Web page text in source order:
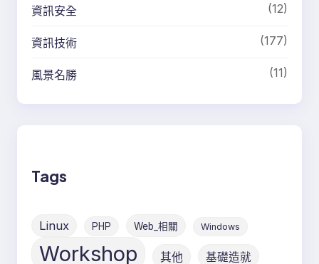
資訊安全 (12)
資訊技術 (177)
風景名勝 (11)
Tags
Linux PHP Web_相關 Windows
Workshop 其他 基礎造就